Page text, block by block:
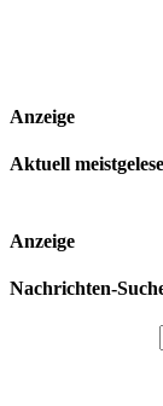
Anzeige
Aktuell
Anzeige
Nachrichten-